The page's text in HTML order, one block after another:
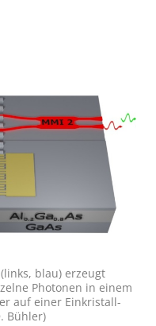
blau) erzeugt
Photonen in einem
auf einer Einkristall­
Bühler)